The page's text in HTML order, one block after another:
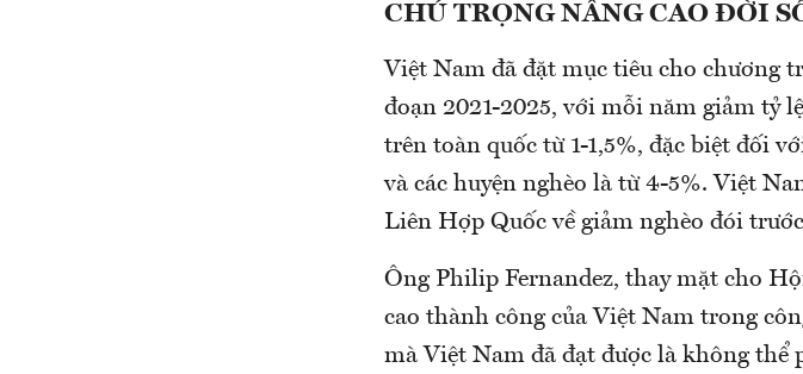
CHÚ TRỌNG NÂNG CAO ĐỜI
Việt Nam đã đặt mục tiêu cho chương
đoạn 2021-2025, với mỗi năm giảm tỷ
trên toàn quốc từ 1-1,5%, đặc biệt đối
và các huyện nghèo là từ 4-5%. Việt
Liên Hợp Quốc về giảm nghèo đói
Ông Philip Fernandez, thay mặt cho
cao thành công của Việt Nam trong
mà Việt Nam đã đạt được là không thể